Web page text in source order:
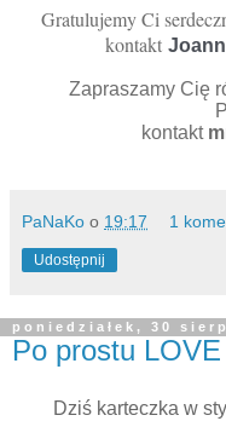
Gratulujemy Ci
kontakt
Zapraszamy Cię
kontakt
PaNaKo o 19:17 1
Udostępnij
poniedziałek, 30
Po prostu LOVE
Dziś karteczka w